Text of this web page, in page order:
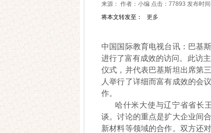
来源： 作者：小编 点击： 77893 发布时
将本文转发至：
更多
中国国际教育电视台讯：巴基
进行了富有成效的访问。此访
仪式，并代表巴基斯坦出席第
人举行了详细而富有成效的会
作。
哈什米大使与辽宁省省长
谈。讨论的重点是扩大企业间
新材料等领域的合作。双方还